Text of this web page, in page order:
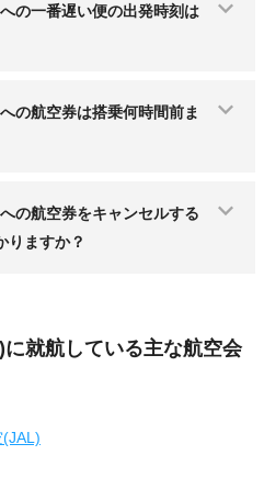
の一番遅い便の出発時刻は
の航空券は搭乗何時間前ま
の航空券をキャンセルする
りますか？
就航している主な航空会
(JAL)